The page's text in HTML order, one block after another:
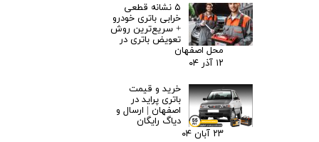
۵ نشانه قطعی
خرابی باتری خودرو
+ سریع‌ترین روش
تعویض باتری در
محل اصفهان
۱۲ آذر ۰۴
خرید و قیمت
باتری پراید در
اصفهان | ارسال و
دیاگ رایگان
۲۳ آبان ۰۴